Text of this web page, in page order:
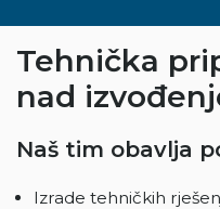
Tehnička
nad
Naš tim obavlja
Izrade tehničkih